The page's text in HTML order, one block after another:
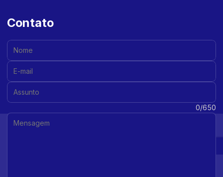
Contato
Nome:
E-mail:
Assunto:
0/650